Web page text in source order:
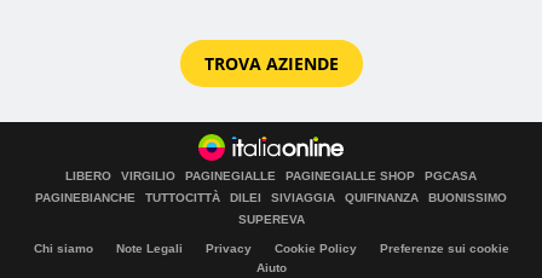
TROVA AZIENDE
LIBERO VIRGILIO PAGINEGIALLE PAGINEGIALLE SHOP
PGCASA
PAGINEBIANCHE
TUTTOCITTÀ DILEI SIVIAGGIA QUIFINANZA
BUONISSIMO
SUPEREVA
Chi siamo Note Legali Privacy Cookie Policy
Preferenze sui cookie
Aiuto